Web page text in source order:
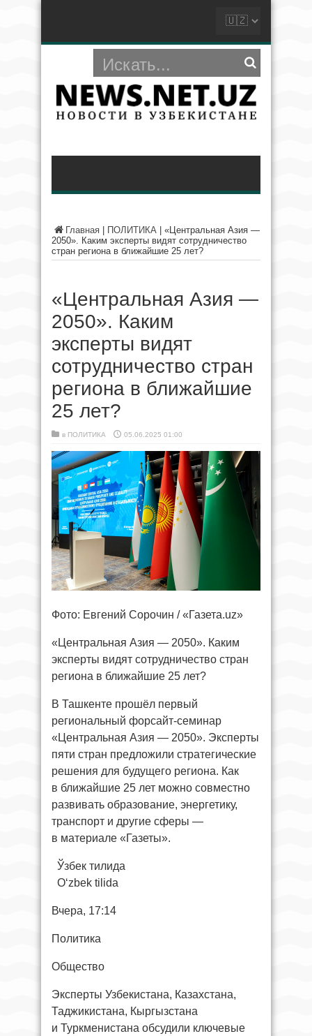
Главная ПОЛИТИКА
«Центральная Азия —
2050». Каким эксперты видят сотрудничество
стран региона в ближайшие 25 лет?
«Центральная Азия —
2050». Каким
эксперты видят
сотрудничество стран
региона в ближайшие
25 лет?
в ПОЛИТИКА 05.06.2025 01:00
Фото: Евгений Сорочин / «Газета.uz»
«Центральная Азия — 2050». Каким
эксперты видят сотрудничество стран
региона в ближайшие 25 лет?
В Ташкенте прошёл первый
региональный форсайт-семинар
«Центральная Азия — 2050». Эксперты
пяти стран предложили стратегические
решения для будущего региона. Как
в ближайшие 25 лет можно совместно
развивать образование, энергетику,
транспорт и другие сферы —
в материале «Газеты».
Ўзбек тилида
O‘zbek tilida
Вчера, 17:14
Политика
Общество
Эксперты Узбекистана, Казахстана,
Таджикистана, Кыргызстана
и Туркменистана обсудили ключевые